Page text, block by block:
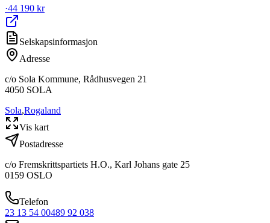
·44 190 kr
Selskapsinformasjon
Adresse
c/o Sola Kommune, Rådhusvegen 21
4050 SOLA
Sola,Rogaland
Vis kart
Postadresse
c/o Fremskrittspartiets H.O., Karl Johans gate 25
0159 OSLO
Telefon
23 13 54 00489 92 038